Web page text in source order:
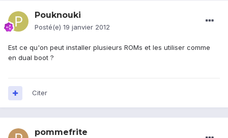
Pouknouki
Posté(e) 19 janvier 2012
Est ce qu'on peut installer plusieurs ROMs et les utiliser comme
en dual boot ?
Citer
pommefrite